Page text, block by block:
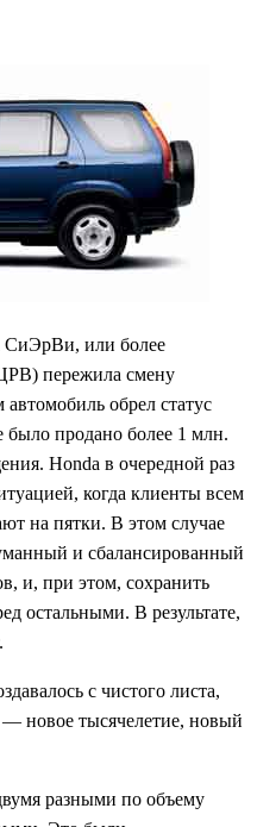
СиЭрВи, или более
пережила смену
обрел статус
продано более 1 млн.
Honda в очередной раз
когда клиенты всем
на пятки. В этом случае
и сбалансированный
и, при этом, сохранить
остальными. В результате,
с чистого листа,
новое тысячелетие, новый
разными по объему